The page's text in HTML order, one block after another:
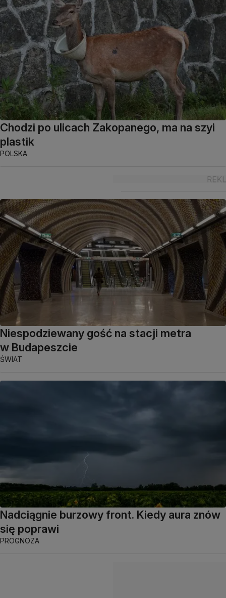
Chodzi po ulicach Zakopanego, ma na szyi
plastik
POLSKA
Niespodziewany gość na stacji metra
w Budapeszcie
ŚWIAT
Nadciągnie burzowy front. Kiedy aura znów
się poprawi
PROGNOZA